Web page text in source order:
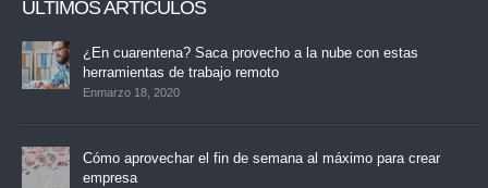
ÚLTIMOS ARTÍCULOS
¿En cuarentena? Saca provecho a la nube con estas
herramientas de trabajo remoto
Enmarzo 18, 2020
Cómo aprovechar el fin de semana al máximo para crear
empresa